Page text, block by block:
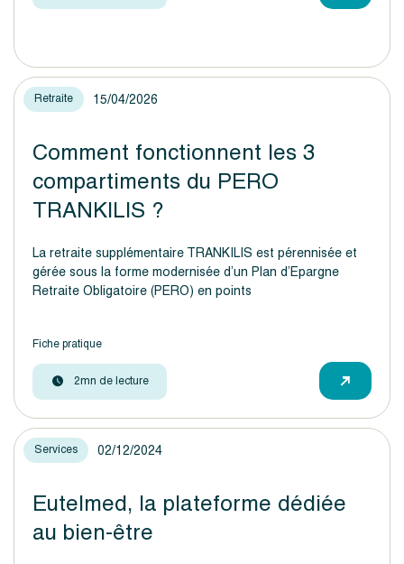
Retraite 15/04/2026
Comment fonctionnent les 3
compartiments du PERO
TRANKILIS ?
La retraite supplémentaire TRANKILIS est pérennisée et
gérée sous la forme modernisée d’un Plan d’Epargne
Retraite Obligatoire (PERO) en points
Fiche pratique
2mn de lecture
Services 02/12/2024
Eutelmed, la plateforme dédiée
au bien-être